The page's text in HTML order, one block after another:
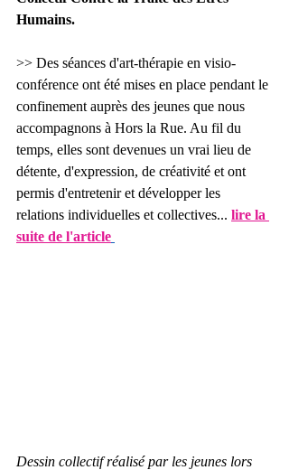
Humains.
>> Des séances d'art-thérapie en visio-
conférence ont été mises en place pendant le
confinement auprès des jeunes que nous
accompagnons à Hors la Rue. Au fil du
temps, elles sont devenues un vrai lieu de
détente, d'expression, de créativité et ont
permis d'entretenir et développer les
relations individuelles et collectives... lire la
suite de l'article
Dessin collectif réalisé par les jeunes lors